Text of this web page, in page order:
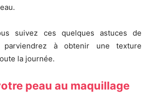
suivez ces quelques astuces de
parviendrez à obtenir une texture
la journée.
peau au maquillage